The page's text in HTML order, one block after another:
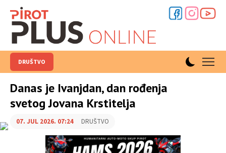
DRUŠTVO
Danas je Ivanjdan, dan rođenja
svetog Jovana Krstitelja
07. JUL 2026. 07:24 DRUŠTVO